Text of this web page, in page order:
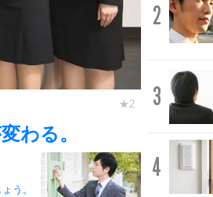
わる。
う。
2
3
4